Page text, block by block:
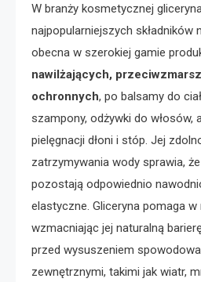
W branży kosmetycznej
najpopularniejszych składników
obecna w szerokiej gamie
nawilżających,
ochronnych, po balsamy do
szampony, odżywki do włosów,
pielęgnacji dłoni i stóp. Jej
zatrzymywania wody sprawia,
pozostają odpowiednio
elastyczne. Gliceryna pomaga w
wzmacniając jej naturalną
przed wysuszeniem
zewnętrznymi, takimi jak wiatr,